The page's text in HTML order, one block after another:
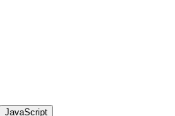
JavaScript